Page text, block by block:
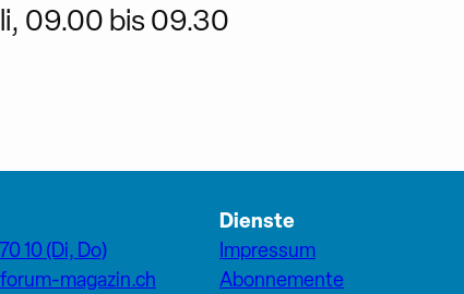
09.00 bis 09.30
10 (Di, Do)
magazin.ch
Dienste
Impressum
Abonnemente